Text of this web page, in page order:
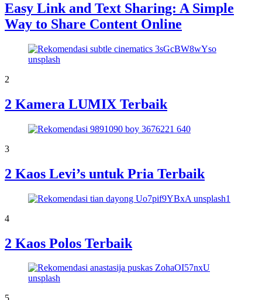
Easy Link and Text Sharing: A Simple
Way to Share Content Online
2
2 Kamera LUMIX Terbaik
3
2 Kaos Levi’s untuk Pria Terbaik
4
2 Kaos Polos Terbaik